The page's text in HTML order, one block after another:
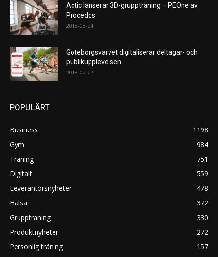
Actic lanserar 3D-gruppträning – PEOne av
Procedos
2018-08-24
Göteborgsvarvet digitaliserar deltagar- och
publikupplevelsen
2018-02-22
POPULÄRT
Business
1198
Gym
984
Träning
751
Digitalt
559
Leverantörsnyheter
478
Hälsa
372
Gruppträning
330
Produktnyheter
272
Personlig träning
157